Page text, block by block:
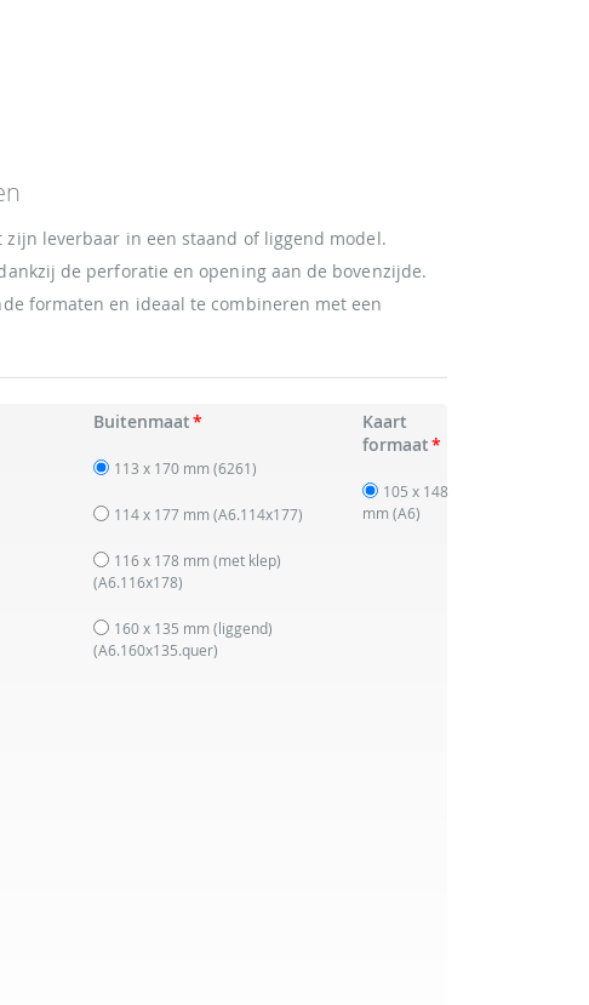
zijn leverbaar in een staand of liggend model.
de perforatie en opening aan de bovenzijde.
formaten en ideaal te combineren met een
Buitenmaat
113 x 170 mm(6261)
114 x 177 mm(A6.114x177)
116 x 178 mm (met klep)
(A6.116x178)
160 x 135 mm (liggend)
(A6.160x135.quer)
Kaart
formaat
105 x 148
mm (A6)